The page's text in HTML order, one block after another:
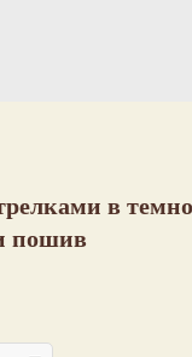
в
пошив